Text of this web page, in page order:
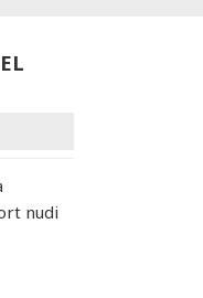
nudi